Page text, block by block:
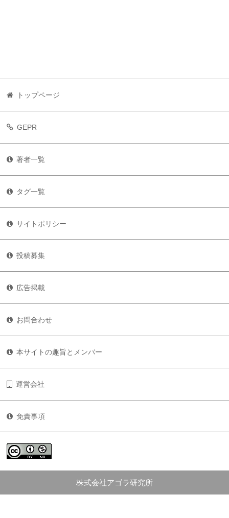
トップページ
GEPR
著者一覧
タグ一覧
サイトポリシー
投稿募集
広告掲載
お問合わせ
本サイトの趣旨とメンバー
運営会社
免責事項
株式会社アゴラ研究所